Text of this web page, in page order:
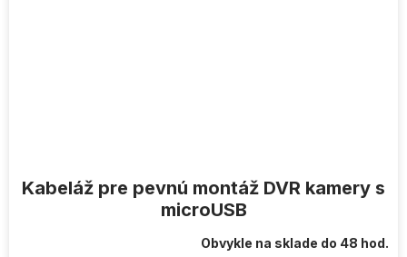
Kabeláž pre pevnú montáž DVR kamery s
microUSB
Obvykle na sklade do 48 hod.